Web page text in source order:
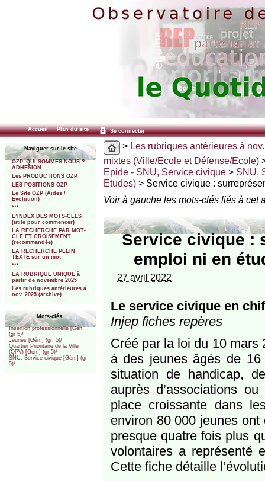
Accueil Plan du site Se connecter
Naviguer sur le site
OZP. QUI SOMMES NOUS ?
ADHESION
Les PRODUCTIONS OZP
LES POSITIONS OZP
Le Site OZP (Aides /
Evolution)
***
L’INDEX DES MOTS-CLES
(utile pour commencer)
LA RECHERCHE PAR MOT-
CLE ET CROISEMENT
(recommandée)
LA RECHERCHE PLEIN
TEXTE sur un mot
***
LA RUBRIQUE UNIQUE à
partir de novembre 2025
Les rubriques antérieures à
nov. 2025 (archive)
Mots-clés
Insertion professionnelle [Gén.]
(gr 5)/
Jeunes [Gén.] (gr. 5)/
Quartier Prioritaire de la Ville
(QPV) [Gén.] (gr 5)/
SNU, Service civique [Gén.] (gr
5)/
> Les rubriques antérieures à
mixtes (Ville/Ecole et Défense/Ecole)
Epide - SNU, Service civique> SNU,
Etudes)> Service civique :
Voir à gauche les mots-clés liés à cet
Service civique :
emploi ni en
27 avril 2022
Le service civique en
Injep fiches repères
Créé par la loi du 10
à des jeunes âgés de
situation de handicap,
auprès d’associations
place croissante dans
environ 80 000 jeunes
presque quatre fois plus
volontaires a représenté
Cette fiche détaille